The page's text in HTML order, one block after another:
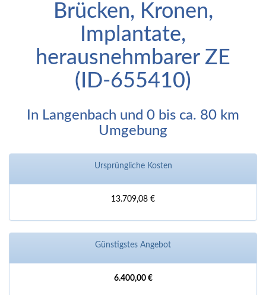
Brücken, Kronen,
Implantate,
herausnehmbarer ZE
(ID-655410)
In Langenbach und 0 bis ca. 80 km
Umgebung
Ursprüngliche Kosten
13.709,08 €
Günstigstes Angebot
6.400,00 €